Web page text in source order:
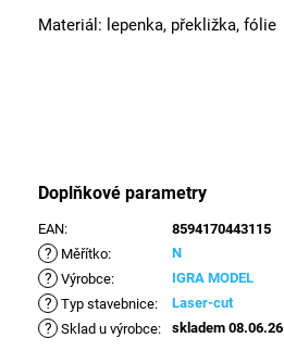
Materiál: lepenka, překližka, fólie
Doplňkové parametry
EAN: 8594170443115
? Měřítko: N
? Výrobce: IGRA MODEL
? Typ stavebnice: Laser-cut
? Sklad u výrobce: skladem 08.06.26